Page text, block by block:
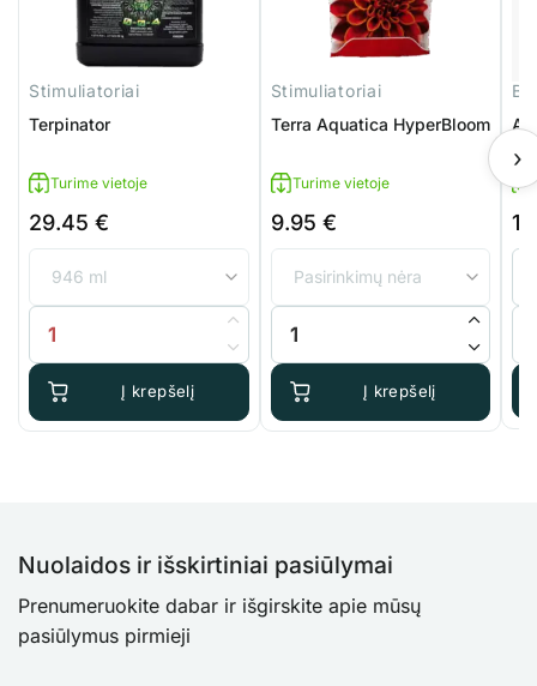
Stimuliatoriai
Terpinator
Turime vietoje
29.45 €
produkto kiekis: Terpinator
Į krepšelį
Stimuliatoriai
Terra Aquatica HyperBloom
Turime vietoje
9.95 €
produkto kiekis: Terra Aquatica
Į krepšelį
›
Nuolaidos ir išskirtiniai pasiūlymai
Prenumeruokite dabar ir išgirskite apie mūsų
pasiūlymus pirmieji